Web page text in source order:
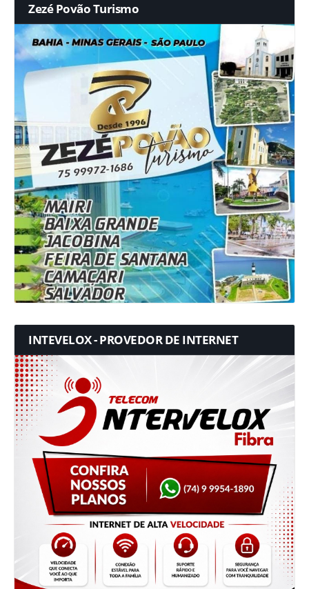
Zezé Povão Turismo
INTEVELOX - PROVEDOR DE INTERNET